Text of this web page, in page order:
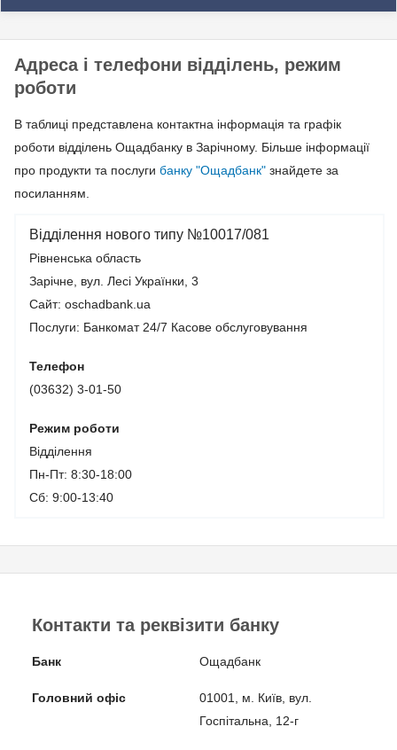
Адреса і телефони відділень, режим
роботи
В таблиці представлена контактна інформація та графік
роботи відділень Ощадбанку в Зарічному. Більше інформації
про продукти та послуги банку "Ощадбанк" знайдете за
посиланням.
Відділення нового типу №10017/081
Рівненська область
Зарічне, вул. Лесі Українки, 3
Сайт: oschadbank.ua
Послуги: Банкомат 24/7 Касове обслуговування
Телефон
(03632) 3-01-50
Режим роботи
Відділення
Пн-Пт: 8:30-18:00
Сб: 9:00-13:40
Контакти та реквізити банку
Банк Ощадбанк
Головний офіс
01001, м. Київ, вул.
Госпітальна, 12-г